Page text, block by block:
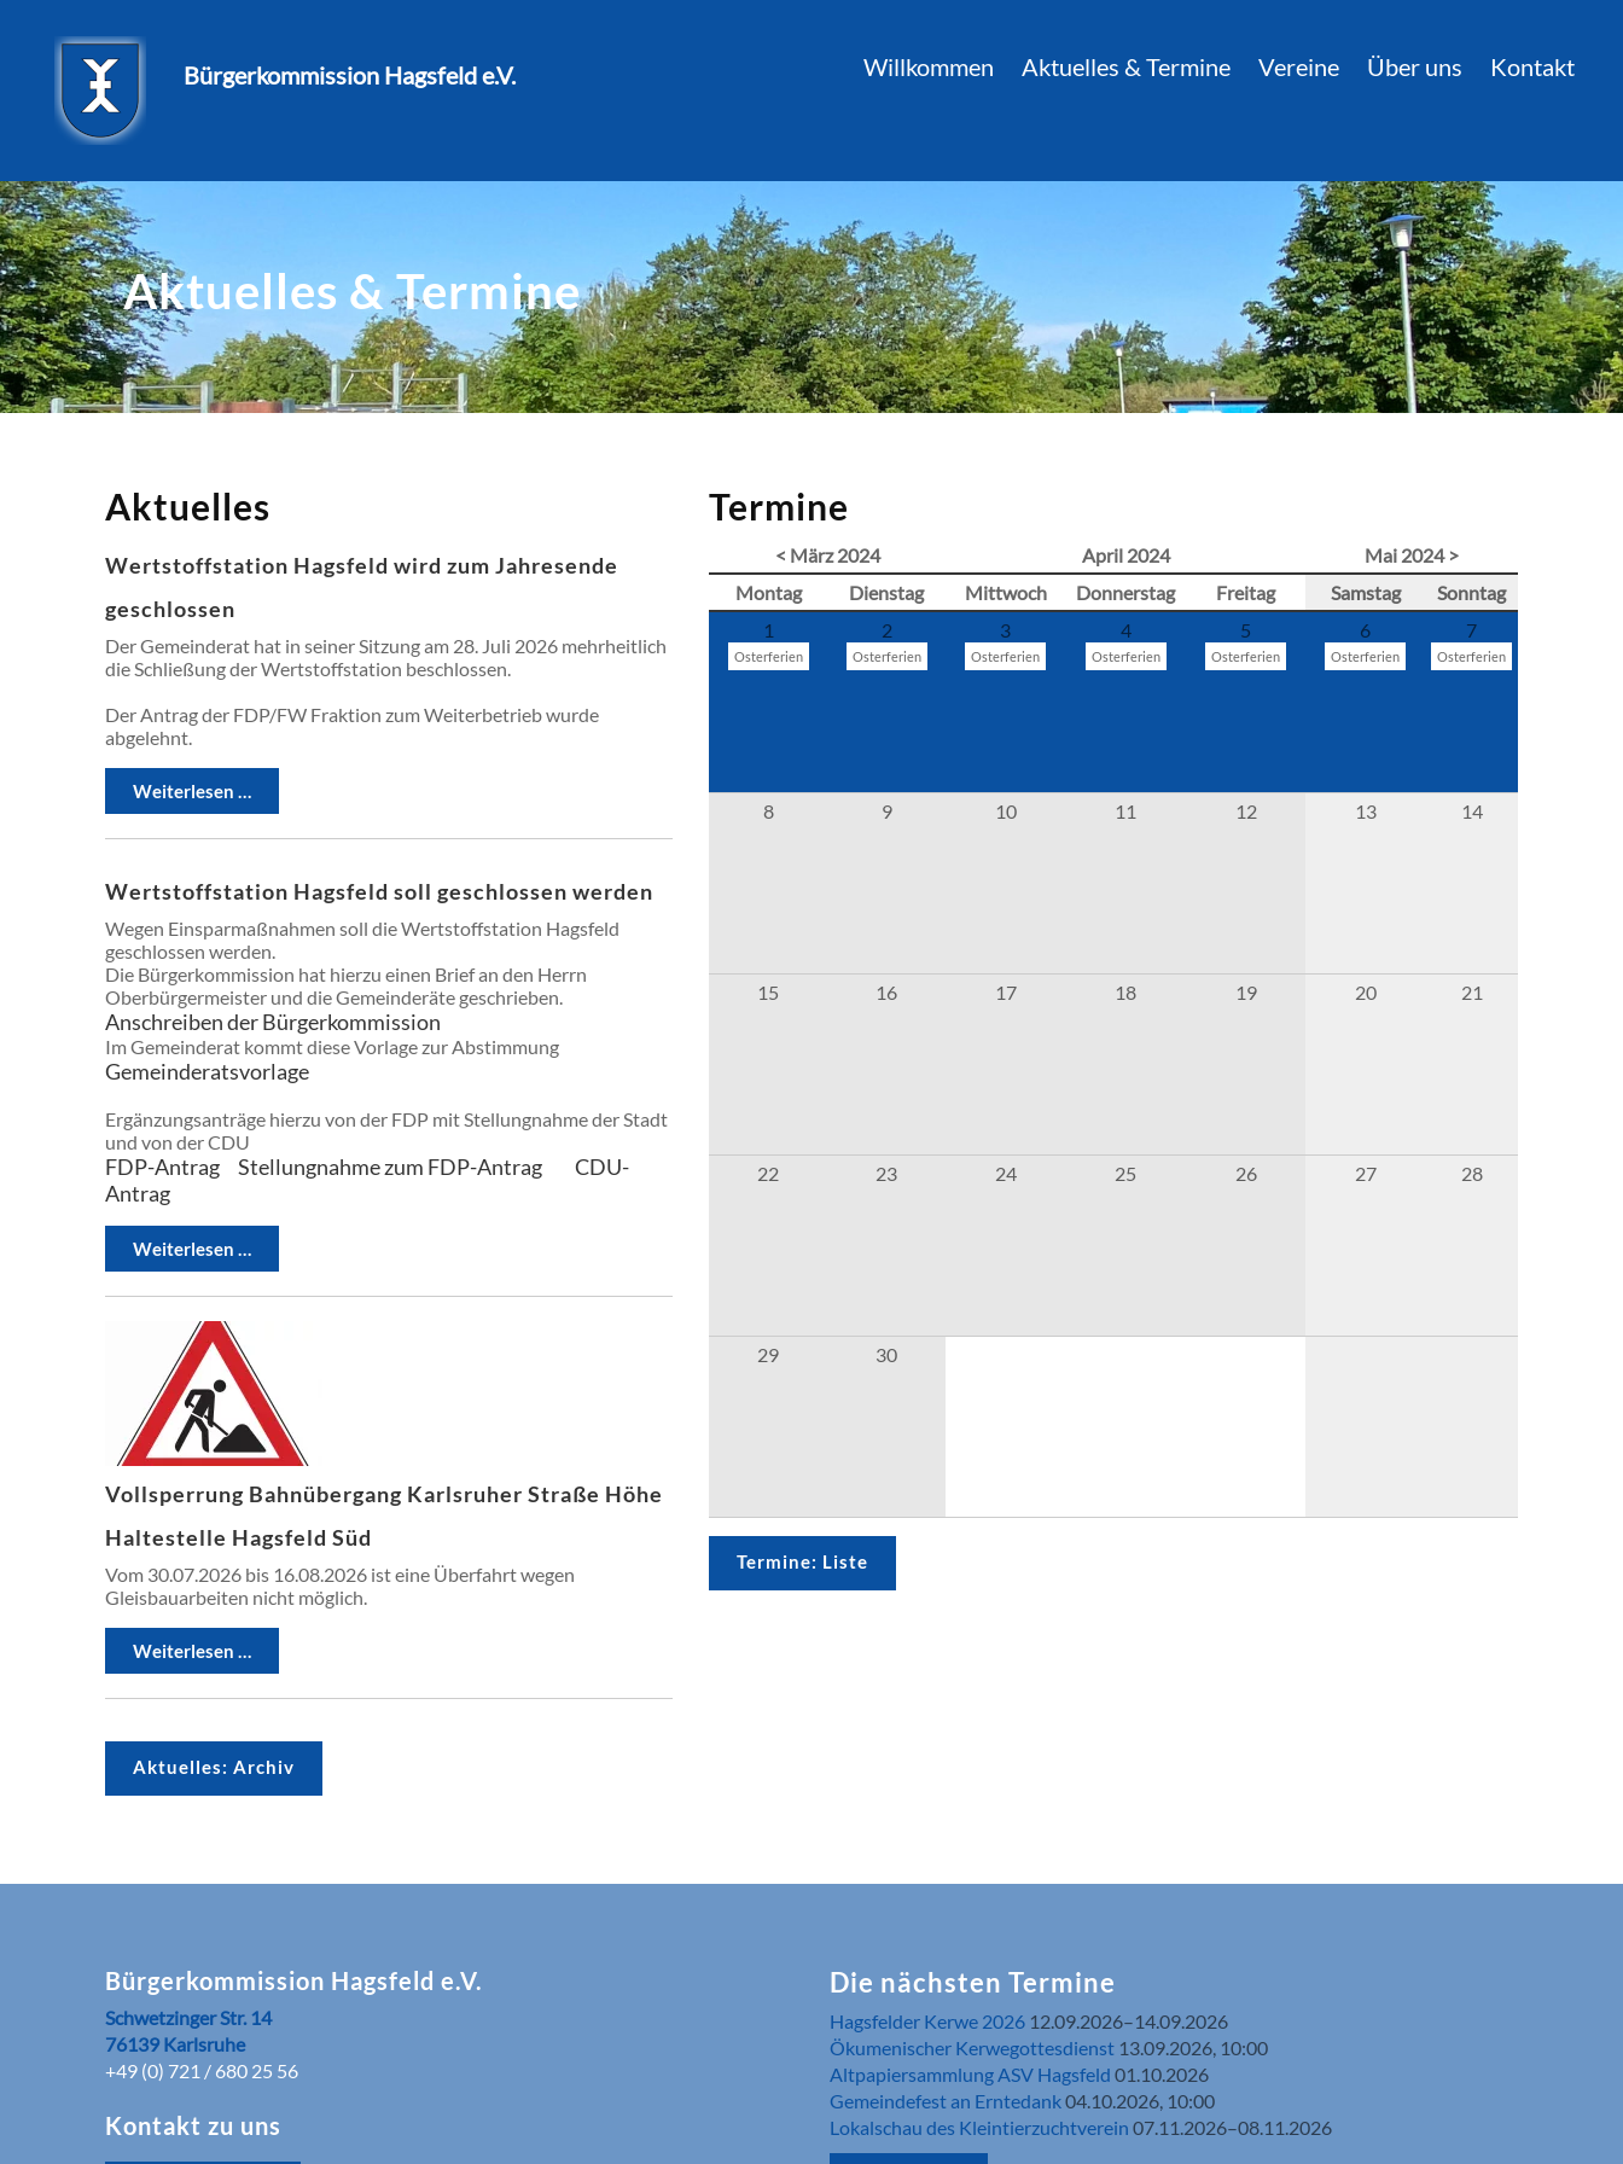
Bürgerkommission Hagsfeld e.V. Willkommen Aktuelles & Termine Vereine Über uns Kontakt
Aktuelles & Termine
Aktuelles
Wertstoffstation Hagsfeld wird zum Jahresende
geschlossen
Der Gemeinderat hat in seiner Sitzung am 28. Juli 2026 mehrheitlich
die Schließung der Wertstoffstation beschlossen.
Der Antrag der FDP/FW Fraktion zum Weiterbetrieb wurde
abgelehnt.
Weiterlesen …
Wertstoffstation Hagsfeld soll geschlossen werden
Wegen Einsparmaßnahmen soll die Wertstoffstation Hagsfeld
geschlossen werden.
Die Bürgerkommission hat hierzu einen Brief an den Herrn
Oberbürgermeister und die Gemeinderäte geschrieben.
Anschreiben der Bürgerkommission
Im Gemeinderat kommt diese Vorlage zur Abstimmung
Gemeinderatsvorlage
Ergänzungsanträge hierzu von der FDP mit Stellungnahme der Stadt
und von der CDU
FDP-Antrag Stellungnahme zum FDP-Antrag
CDU-
Antrag
Weiterlesen …
Vollsperrung Bahnübergang Karlsruher Straße Höhe
Haltestelle Hagsfeld Süd
Vom 30.07.2026 bis 16.08.2026 ist eine Überfahrt wegen
Gleisbauarbeiten nicht möglich.
Weiterlesen …
Aktuelles: Archiv
Termine
< März 2024 April 2024
Mai 2024 >
Montag
Dienstag Mittwoch Donnerstag Freitag Samstag
Sonntag
1
Osterferien
2
Osterferien
3
Osterferien
4
Osterferien
5
Osterferien
6
Osterferien
7
Osterferien
8 9 10 11 12 13 14
15 16 17 18 19 20 21
22 23 24 25 26 27 28
29 30
Termine: Liste
Bürgerkommission Hagsfeld e.V.
Schwetzinger Str. 14
76139 Karlsruhe
+49 (0) 721 / 680 25 56
Kontakt zu uns
Die nächsten Termine
Hagsfelder Kerwe 2026 12.09.2026–14.09.2026
Ökumenischer Kerwegottesdienst 13.09.2026, 10:00
Altpapiersammlung ASV Hagsfeld 01.10.2026
Gemeindefest an Erntedank04.10.2026, 10:00
Lokalschau des Kleintierzuchtverein 07.11.2026–08.11.2026